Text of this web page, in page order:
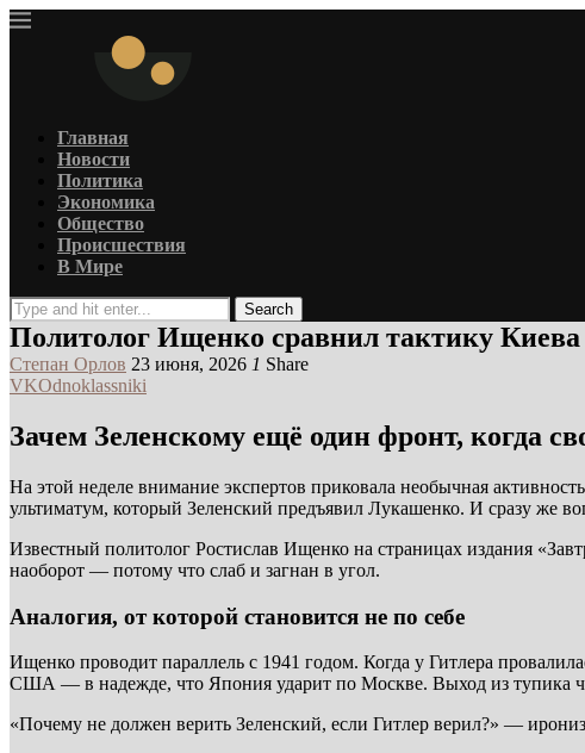
Главная
Новости
Политика
Экономика
Общество
Происшествия
В Мире
Search
Политолог Ищенко сравнил тактику
Степан Орлов 23 июня, 2026 1 Share
VKOdnoklassniki
Зачем Зеленскому ещё один фронт, когда
На этой неделе внимание экспертов приковала необычная
ультиматум, который Зеленский предъявил Лукашенко. И сразу же
Известный политолог Ростислав Ищенко на страницах издания
наоборот — потому что слаб и загнан в угол.
Аналогия, от которой становится не по себе
Ищенко проводит параллель с 1941 годом. Когда у Гитлера
США — в надежде, что Япония ударит по Москве. Выход из тупика
«Почему не должен верить Зеленский, если Гитлер верил?» —